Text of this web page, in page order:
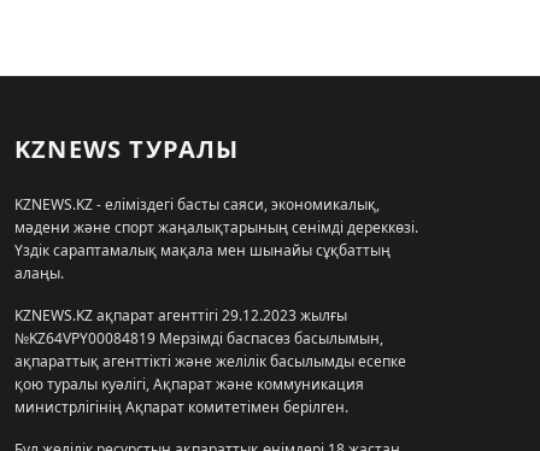
KZNEWS ТУРАЛЫ
KZNEWS.KZ - еліміздегі басты саяси, экономикалық,
мәдени және спорт жаңалықтарының сенімді дереккөзі.
Үздік сараптамалық мақала мен шынайы сұқбаттың
алаңы.
KZNEWS.KZ ақпарат агенттігі 29.12.2023 жылғы
№KZ64VPY00084819 Мерзімді баспасөз басылымын,
ақпараттық агенттікті және желілік басылымды есепке
қою туралы куәлігі, Ақпарат және коммуникация
министрлігінің Ақпарат комитетімен берілген.